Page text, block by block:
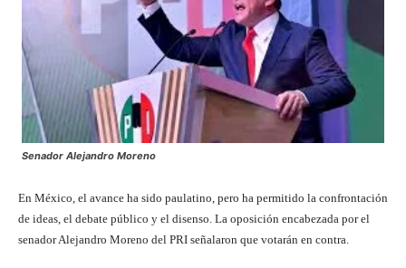
Senador Alejandro Moreno
En México, el avance ha sido paulatino, pero ha permitido la confrontación
de ideas, el debate público y el disenso. La oposición encabezada por el
senador Alejandro Moreno del PRI señalaron que votarán en contra.